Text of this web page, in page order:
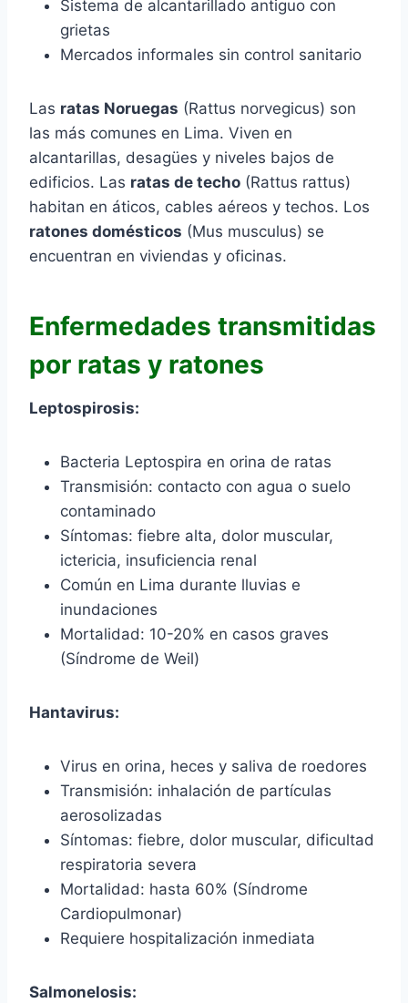
Sistema de alcantarillado antiguo con
grietas
Mercados informales sin control sanitario
Las ratas Noruegas (Rattus norvegicus) son
las más comunes en Lima. Viven en
alcantarillas, desagües y niveles bajos de
edificios. Las ratas de techo (Rattus rattus)
habitan en áticos, cables aéreos y techos. Los
ratones domésticos (Mus musculus) se
encuentran en viviendas y oficinas.
Enfermedades transmitidas
por ratas y ratones
Leptospirosis:
Bacteria Leptospira en orina de ratas
Transmisión: contacto con agua o suelo
contaminado
Síntomas: fiebre alta, dolor muscular,
ictericia, insuficiencia renal
Común en Lima durante lluvias e
inundaciones
Mortalidad: 10-20% en casos graves
(Síndrome de Weil)
Hantavirus:
Virus en orina, heces y saliva de roedores
Transmisión: inhalación de partículas
aerosolizadas
Síntomas: fiebre, dolor muscular, dificultad
respiratoria severa
Mortalidad: hasta 60% (Síndrome
Cardiopulmonar)
Requiere hospitalización inmediata
Salmonelosis: